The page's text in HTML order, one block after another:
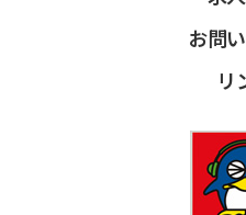
お問
リ